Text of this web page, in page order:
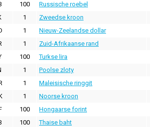
100 Russische roebel
1 Zweedse kroon
1 Nieuw-Zeelandse dollar
1 Zuid-Afrikaanse rand
100 Turkse lira
1 Poolse zloty
1 Maleisische ringgit
1 Noorse kroon
100 Hongaarse forint
100 Thaise baht